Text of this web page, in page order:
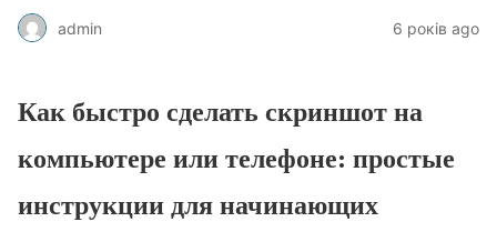
admin 6 років ago
Как быстро сделать скриншот на
компьютере или телефоне: простые
инструкции для начинающих